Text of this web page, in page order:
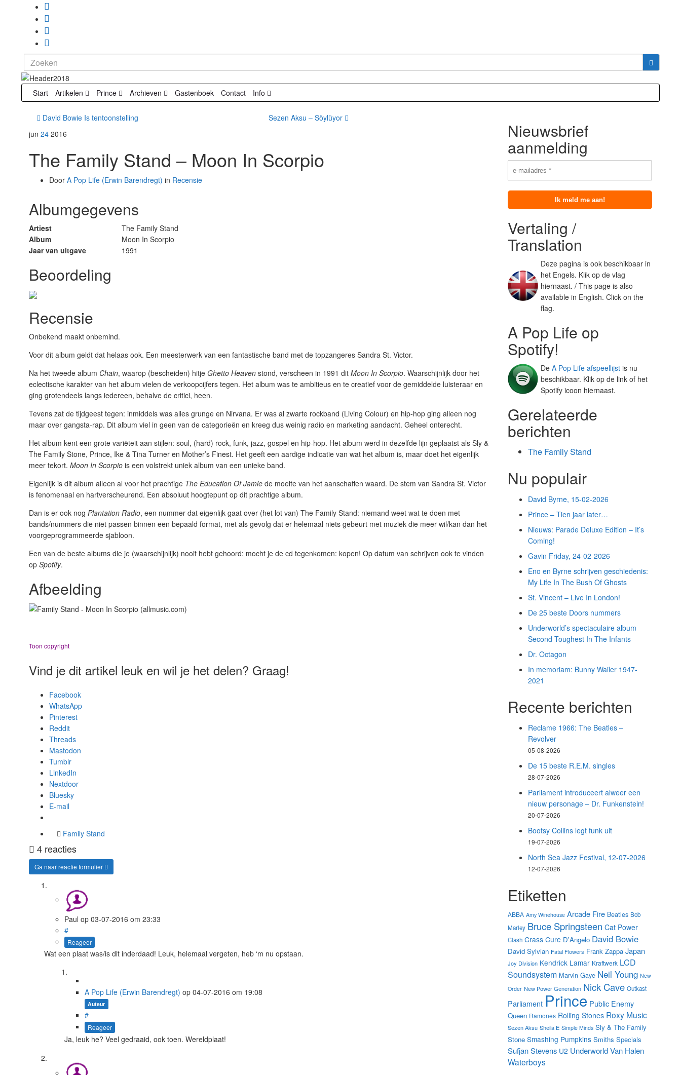
Search
for:
Start Artikelen Prince Archieven Gastenboek Contact Info
David Bowie Is tentoonstelling
Sezen Aksu – Söylüyor
jun 24 2016
The Family Stand – Moon In Scorpio
Door A Pop Life (Erwin Barendregt) in Recensie
Albumgegevens
Artiest
The Family Stand
Album
Moon In Scorpio
Jaar van uitgave
1991
Beoordeling
Recensie
Onbekend maakt onbemind.
Voor dit album geldt dat helaas ook. Een meesterwerk van een fantastische band met de topzangeres Sandra St. Victor.
Na het tweede album Chain, waarop (bescheiden) hitje Ghetto Heaven stond, verscheen in 1991 dit Moon In Scorpio. Waarschijnlijk door het
eclectische karakter van het album vielen de verkoopcijfers tegen. Het album was te ambitieus en te creatief voor de gemiddelde luisteraar en
ging grotendeels langs iedereen, behalve de critici, heen.
Tevens zat de tijdgeest tegen: inmiddels was alles grunge en Nirvana. Er was al zwarte rockband (Living Colour) en hip-hop ging alleen nog
maar over gangsta-rap. Dit album viel in geen van de categorieën en kreeg dus weinig radio en marketing aandacht. Geheel onterecht.
Het album kent een grote variëteit aan stijlen: soul, (hard) rock, funk, jazz, gospel en hip-hop. Het album werd in dezelfde lijn geplaatst als Sly &
The Family Stone, Prince, Ike & Tina Turner en Mother’s Finest. Het geeft een aardige indicatie van wat het album is, maar doet het eigenlijk
meer tekort. Moon In Scorpio is een volstrekt uniek album van een unieke band.
Eigenlijk is dit album alleen al voor het prachtige The Education Of Jamie de moeite van het aanschaffen waard. De stem van Sandra St. Victor
is fenomenaal en hartverscheurend. Een absoluut hoogtepunt op dit prachtige album.
Dan is er ook nog Plantation Radio, een nummer dat eigenlijk gaat over (het lot van) The Family Stand: niemand weet wat te doen met
bands/nummers die niet passen binnen een bepaald format, met als gevolg dat er helemaal niets gebeurt met muziek die meer wil/kan dan het
voorgeprogrammeerde sjabloon.
Een van de beste albums die je (waarschijnlijk) nooit hebt gehoord: mocht je de cd tegenkomen: kopen! Op datum van schrijven ook te vinden
op Spotify.
Afbeelding
Toon copyright
Vind je dit artikel leuk en wil je het delen? Graag!
Facebook
WhatsApp
Pinterest
Reddit
Threads
Mastodon
Tumblr
LinkedIn
Nextdoor
Bluesky
E-mail
Family Stand
4 reacties
Ga naar reactie formulier
Paul op 03-07-2016 om 23:33
#
Reageer
Wat een plaat was/is dit inderdaad! Leuk, helemaal vergeten, heb ‘m nu opstaan.
A Pop Life (Erwin Barendregt) op 04-07-2016 om 19:08
Auteur
#
Reageer
Ja, leuk he? Veel gedraaid, ook toen. Wereldplaat!
Nieuwsbrief
aanmelding
Vertaling /
Translation
Deze pagina is ook beschikbaar in
het Engels. Klik op de vlag
hiernaast. / This page is also
available in English. Click on the
flag.
A Pop Life op
Spotify!
De A Pop Life afspeellijst is nu
beschikbaar. Klik op de link of het
Spotify icoon hiernaast.
Gerelateerde
berichten
The Family Stand
Nu populair
David Byrne, 15-02-2026
Prince – Tien jaar later…
Nieuws: Parade Deluxe Edition – It’s
Coming!
Gavin Friday, 24-02-2026
Eno en Byrne schrijven geschiedenis:
My Life In The Bush Of Ghosts
St. Vincent – Live In London!
De 25 beste Doors nummers
Underworld’s spectaculaire album
Second Toughest In The Infants
Dr. Octagon
In memoriam: Bunny Wailer 1947-
2021
Recente berichten
Reclame 1966: The Beatles –
Revolver
05-08-2026
De 15 beste R.E.M. singles
28-07-2026
Parliament introduceert alweer een
nieuw personage – Dr. Funkenstein!
20-07-2026
Bootsy Collins legt funk uit
19-07-2026
North Sea Jazz Festival, 12-07-2026
12-07-2026
Etiketten
ABBA Amy Winehouse Arcade Fire Beatles Bob
Marley Bruce Springsteen Cat Power
Clash Crass Cure D'Angelo David Bowie
David Sylvian Fatal Flowers Frank Zappa Japan
Joy Division Kendrick Lamar Kraftwerk LCD
Soundsystem Marvin Gaye Neil Young New
Order New Power Generation Nick Cave Outkast
Parliament Prince Public Enemy
Queen Ramones Rolling Stones Roxy Music
Sezen Aksu Sheila E Simple Minds Sly & The Family
Stone Smashing Pumpkins Smiths Specials
Sufjan Stevens U2 UnderworldVan Halen
Waterboys